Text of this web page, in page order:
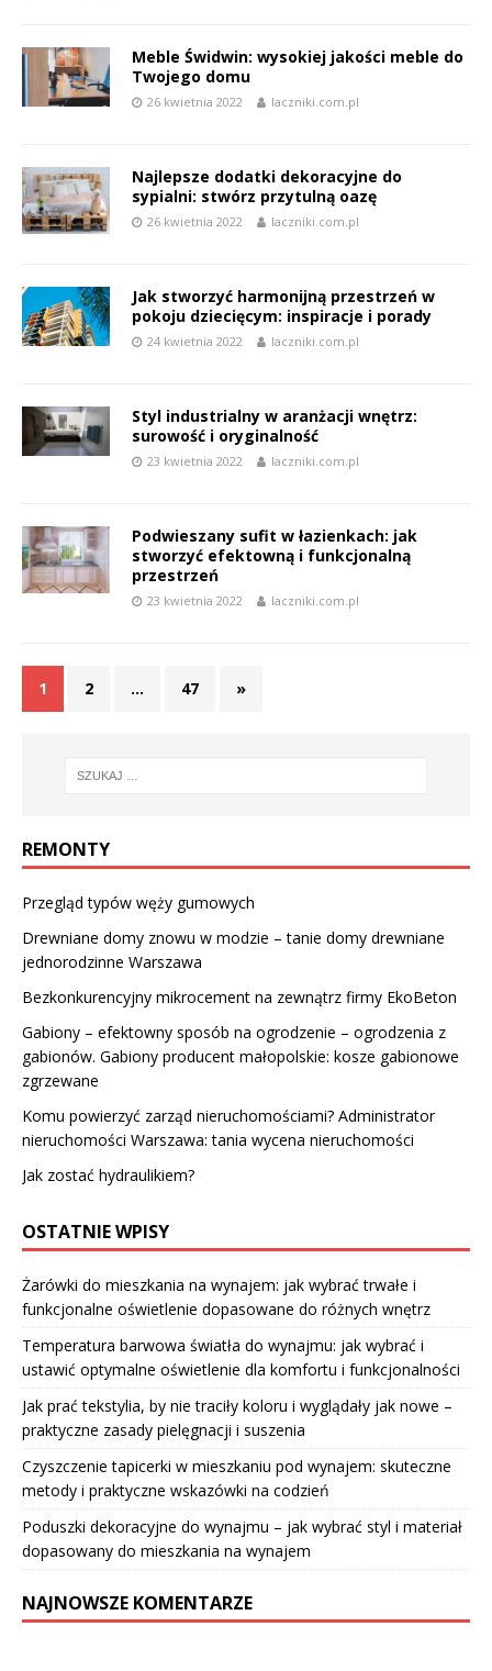
Meble Świdwin: wysokiej jakości meble do
Twojego domu
26 kwietnia 2022 laczniki.com.pl
Najlepsze dodatki dekoracyjne do
sypialni: stwórz przytulną oazę
26 kwietnia 2022 laczniki.com.pl
Jak stworzyć harmonijną przestrzeń w
pokoju dziecięcym: inspiracje i porady
24 kwietnia 2022 laczniki.com.pl
Styl industrialny w aranżacji wnętrz:
surowość i oryginalność
23 kwietnia 2022 laczniki.com.pl
Podwieszany sufit w łazienkach: jak
stworzyć efektowną i funkcjonalną
przestrzeń
23 kwietnia 2022 laczniki.com.pl
1 2 … 47 »
REMONTY
Przegląd typów węży gumowych
Drewniane domy znowu w modzie – tanie domy drewniane
jednorodzinne Warszawa
Bezkonkurencyjny mikrocement na zewnątrz firmy EkoBeton
Gabiony – efektowny sposób na ogrodzenie – ogrodzenia z
gabionów. Gabiony producent małopolskie: kosze gabionowe
zgrzewane
Komu powierzyć zarząd nieruchomościami? Administrator
nieruchomości Warszawa: tania wycena nieruchomości
Jak zostać hydraulikiem?
OSTATNIE WPISY
Żarówki do mieszkania na wynajem: jak wybrać trwałe i
funkcjonalne oświetlenie dopasowane do różnych wnętrz
Temperatura barwowa światła do wynajmu: jak wybrać i
ustawić optymalne oświetlenie dla komfortu i funkcjonalności
Jak prać tekstylia, by nie traciły koloru i wyglądały jak nowe –
praktyczne zasady pielęgnacji i suszenia
Czyszczenie tapicerki w mieszkaniu pod wynajem: skuteczne
metody i praktyczne wskazówki na codzień
Poduszki dekoracyjne do wynajmu – jak wybrać styl i materiał
dopasowany do mieszkania na wynajem
NAJNOWSZE KOMENTARZE